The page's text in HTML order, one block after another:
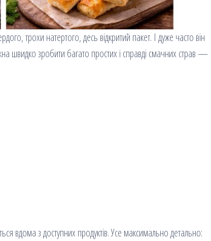
трохи натертого, десь відкритий пакет. І дуже часто він
швидко зробити багато простих і справді смачних страв —
вдома з доступних продуктів. Усе максимально детально: